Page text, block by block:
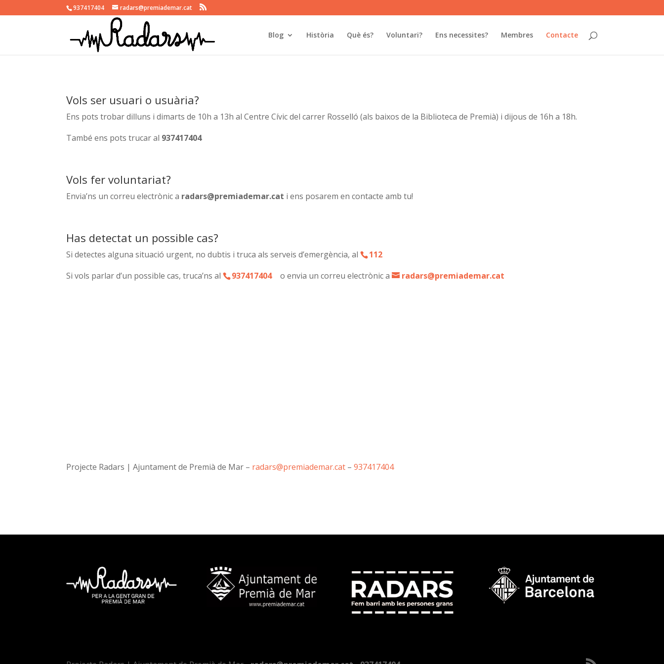
937417404 radars@premiademar.cat
Blog Història Què és? Voluntari? Ens necessites? Membres Contacte
Vols ser usuari o usuària?
Ens pots trobar dilluns i dimarts de 10h a 13h al Centre Cívic del carrer Rosselló (als baixos de la Biblioteca de Premià) i dijous de 16h a 18h.
També ens pots trucar al 937417404
Vols fer voluntariat?
Envia’ns un correu electrònic a radars@premiademar.cat i ens posarem en contacte amb tu!
Has detectat un possible cas?
Si detectes alguna situació urgent, no dubtis i truca als serveis d’emergència, al
112
Si vols parlar d’un possible cas, truca’ns al
937417404 o envia un correu electrònic a radars@premiademar.cat
Projecte Radars | Ajuntament de Premià de Mar – radars@premiademar.cat –937417404